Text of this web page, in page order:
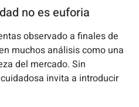
no es euforia
observado a finales de
muchos análisis como una
del mercado. Sin
invita a introducir